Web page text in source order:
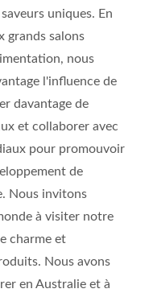
uniques. En
grands salons
nous
l'influence de
davantage de
et collaborer avec
pour promouvoir
de
Nous invitons
à visiter notre
charme et
Nous avons
en Australie et à